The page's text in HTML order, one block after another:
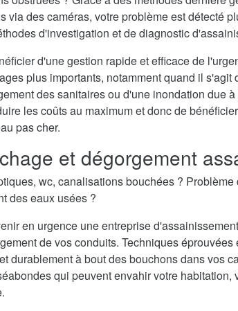
via des caméras, votre problème est détecté
d'investigation et de diagnostic
d'une gestion rapide et efficace de
plus importants, notamment quand il s'agit
des sanitaires ou d'une inondation due
les coûts au maximum et donc de
pas cher.
et dégorgement
wc, canalisations bouchées ?
des eaux usées ?
en urgence une entreprise
de vos conduits. Techniques
durablement à bout des bouchons dans vos
qui peuvent envahir votre habitation,